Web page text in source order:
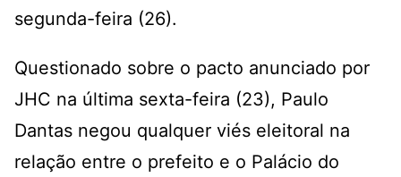
segunda-feira (26).
Questionado sobre o pacto anunciado por
JHC na última sexta-feira (23), Paulo
Dantas negou qualquer viés eleitoral na
relação entre o prefeito e o Palácio do